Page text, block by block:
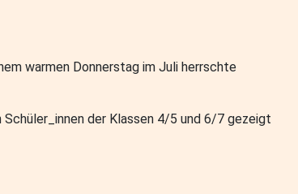
warmen Donnerstag im Juli herrschte
der Klassen 4/5 und 6/7 gezeigt